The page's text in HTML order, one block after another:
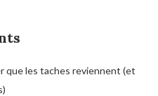
que les taches reviennent (et